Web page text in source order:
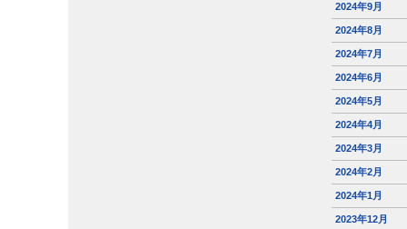
2024年9月
2024年8月
2024年7月
2024年6月
2024年5月
2024年4月
2024年3月
2024年2月
2024年1月
2023年12月